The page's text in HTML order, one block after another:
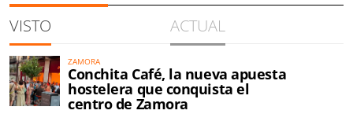
VISTO ACTUAL
ZAMORA
Conchita Café, la nueva apuesta
hostelera que conquista el
centro de Zamora